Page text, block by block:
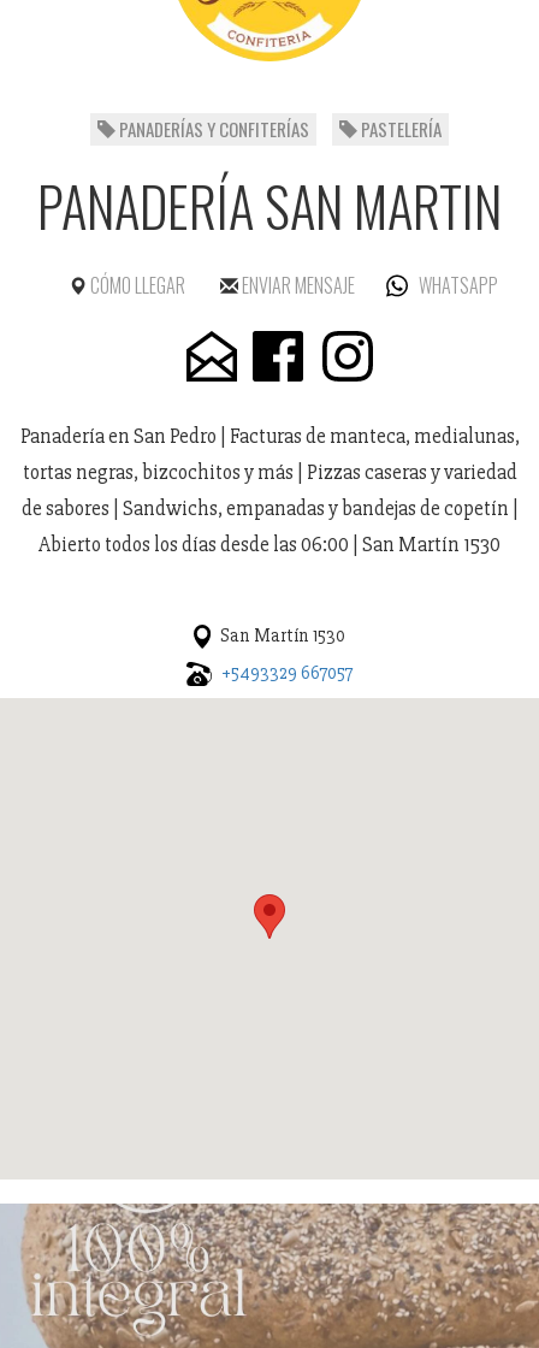
PANADERÍAS Y CONFITERÍAS PASTELERÍA
PANADERÍA SAN MARTIN
CÓMO LLEGAR ENVIAR MENSAJE WHATSAPP
Panadería en San Pedro | Facturas de manteca, medialunas,
tortas negras, bizcochitos y más | Pizzas caseras y variedad
de sabores | Sandwichs, empanadas y bandejas de copetín |
Abierto todos los días desde las 06:00 | San Martín 1530
San Martín 1530
+5493329 667057